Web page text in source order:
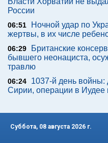
России
06:51
Ночной удар по
жертвы, в их числе
06:29
Британские
бывшего неонациста,
травлю
06:24
1037-й день войны:
Сирии, операции в Иудее
Суббота, 08 августа 2026 г.